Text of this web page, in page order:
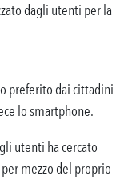
dagli utenti per la
preferito dai cittadini
lo smartphone.
utenti ha cercato
mezzo del proprio